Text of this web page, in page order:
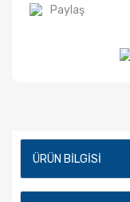
Paylaş
ÜRÜN BILGISI